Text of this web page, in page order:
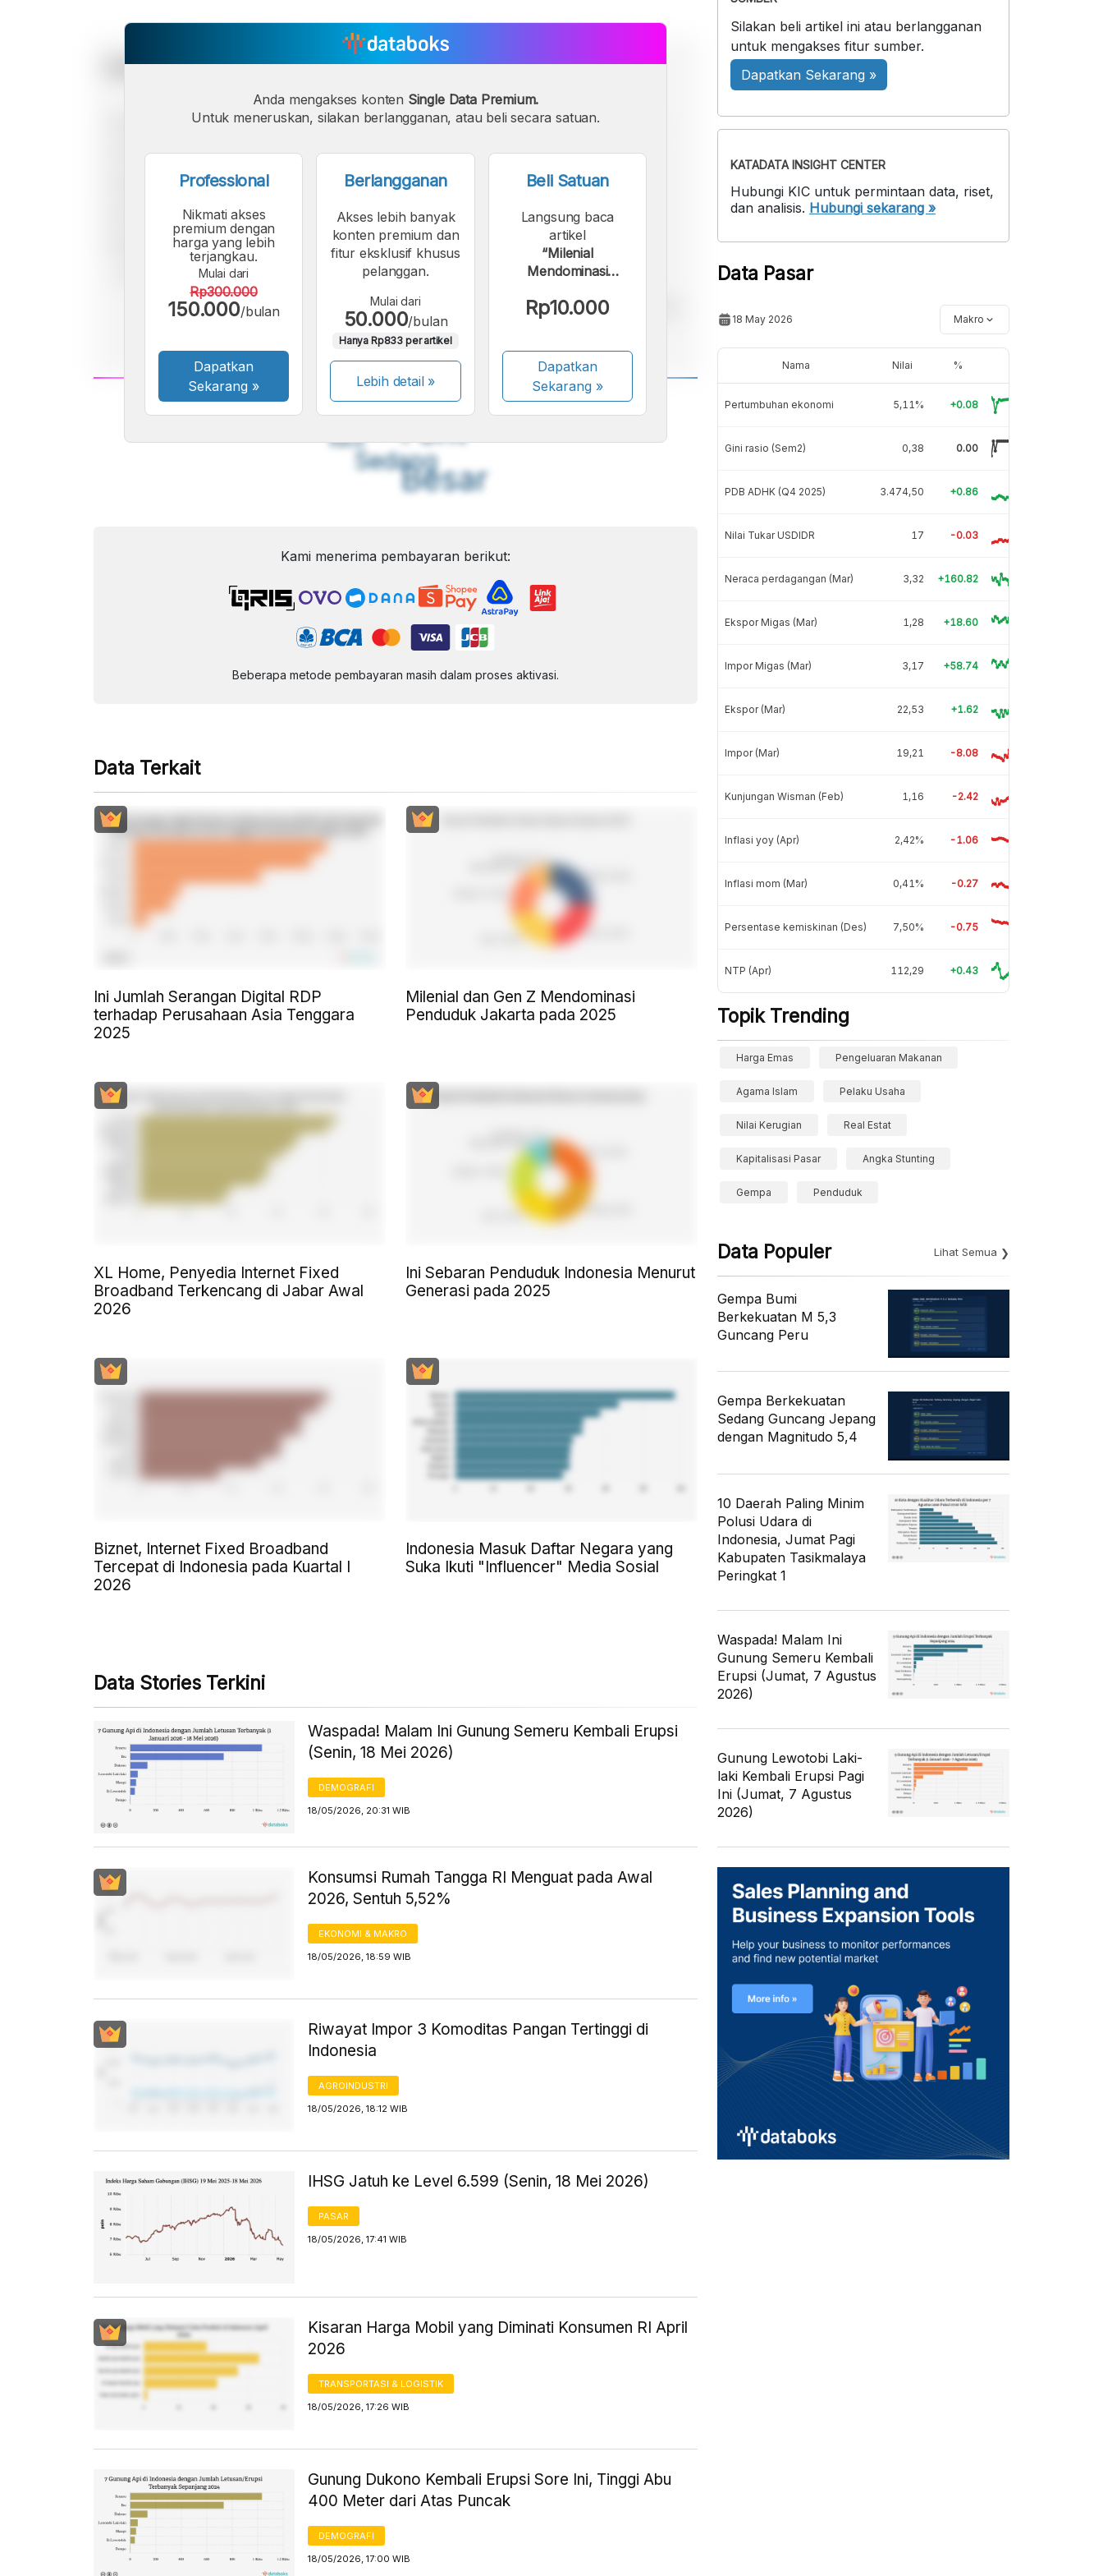
A
Font
Kecil
A
Sedang
A
Besar
Anda mengakses konten Single Data Premium.
Untuk meneruskan, silakan berlangganan, atau beli secara satuan.
Professional
Nikmati akses
premium dengan
harga yang lebih
terjangkau.
Mulai dari
Rp300.000
150.000/bulan
Dapatkan
Sekarang »
Berlangganan
Akses lebih banyak
konten premium dan
fitur eksklusif khusus
pelanggan.
Mulai dari
50.000/bulan
Hanya Rp833 per artikel
Lebih detail »
Beli Satuan
Langsung baca
artikel
“Milenial
Mendominasi
Facebook Indonesia
Rp10.000
Dapatkan
Sekarang»
Kami menerima pembayaran berikut:
Beberapa metode pembayaran masih dalam proses aktivasi.
Data Terkait
Ini Jumlah Serangan Digital RDP
terhadap Perusahaan Asia Tenggara
2025
Milenial dan Gen Z Mendominasi
Penduduk Jakarta pada 2025
XL Home, Penyedia Internet Fixed
Broadband Terkencang di Jabar Awal
2026
Ini Sebaran Penduduk Indonesia Menurut
Generasi pada 2025
Biznet, Internet Fixed Broadband
Tercepat di Indonesia pada Kuartal I
2026
Indonesia Masuk Daftar Negara yang
Suka Ikuti "Influencer" Media Sosial
Data Stories Terkini
Waspada! Malam Ini Gunung Semeru Kembali Erupsi
(Senin, 18 Mei 2026)
DEMOGRAFI
18/05/2026, 20:31 WIB
Konsumsi Rumah Tangga RI Menguat pada Awal
2026, Sentuh 5,52%
EKONOMI & MAKRO
18/05/2026, 18:59 WIB
Riwayat Impor 3 Komoditas Pangan Tertinggi di
Indonesia
AGROINDUSTRI
18/05/2026, 18:12 WIB
IHSG Jatuh ke Level 6.599 (Senin, 18 Mei 2026)
PASAR
18/05/2026, 17:41 WIB
Kisaran Harga Mobil yang Diminati Konsumen RI April
2026
TRANSPORTASI & LOGISTIK
18/05/2026, 17:26 WIB
Gunung Dukono Kembali Erupsi Sore Ini, Tinggi Abu
400 Meter dari Atas Puncak
DEMOGRAFI
18/05/2026, 17:00 WIB
Silakan beli artikel ini atau berlangganan
untuk mengakses fitur sumber.
Dapatkan Sekarang »
KATADATA INSIGHT CENTER
Hubungi KIC untuk permintaan data, riset,
dan analisis. Hubungi sekarang »
Data Pasar
18 May 2026 Makro
Nama Nilai %
Pertumbuhan ekonomi 5,11% +0.08
Gini rasio (Sem2) 0,38 0.00
PDB ADHK (Q4 2025) 3.474,50 +0.86
Nilai Tukar USDIDR 17 -0.03
Neraca perdagangan (Mar) 3,32 +160.82
Ekspor Migas (Mar) 1,28 +18.60
Impor Migas (Mar) 3,17 +58.74
Ekspor (Mar) 22,53 +1.62
Impor (Mar) 19,21 -8.08
Kunjungan Wisman (Feb) 1,16 -2.42
Inflasi yoy (Apr) 2,42% -1.06
Inflasi mom (Mar) 0,41% -0.27
Persentase kemiskinan (Des) 7,50% -0.75
NTP (Apr) 112,29 +0.43
Topik Trending
Harga Emas Pengeluaran Makanan
Agama Islam Pelaku Usaha
Nilai Kerugian Real Estat
Kapitalisasi Pasar Angka Stunting
Gempa Penduduk
Data Populer Lihat Semua
Gempa Bumi
Berkekuatan M 5,3
Guncang Peru
Gempa Berkekuatan
Sedang Guncang Jepang
dengan Magnitudo 5,4
10 Daerah Paling Minim
Polusi Udara di
Indonesia, Jumat Pagi
Kabupaten Tasikmalaya
Peringkat 1
Waspada! Malam Ini
Gunung Semeru Kembali
Erupsi (Jumat, 7 Agustus
2026)
Gunung Lewotobi Laki-
laki Kembali Erupsi Pagi
Ini (Jumat, 7 Agustus
2026)